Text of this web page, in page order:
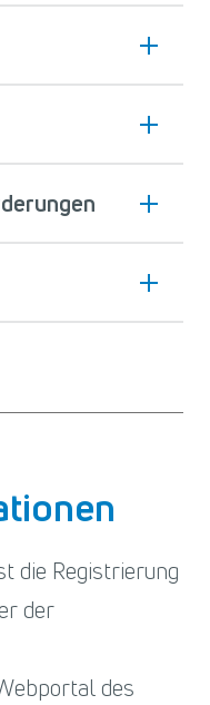
die Registrierung
der
des